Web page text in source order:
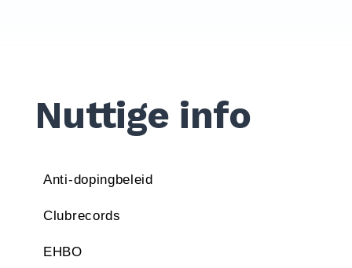
Zoek
Nuttige info
Anti-dopingbeleid
Clubrecords
EHBO